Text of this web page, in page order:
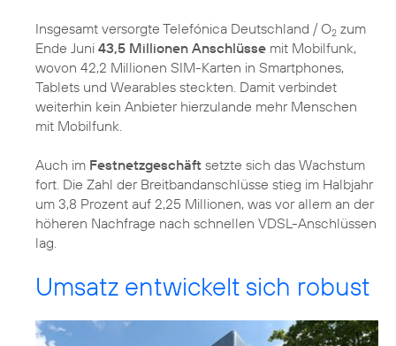
Insgesamt versorgte Telefónica Deutschland / O2 zum
Ende Juni 43,5 Millionen Anschlüsse mit Mobilfunk,
wovon 42,2 Millionen SIM-Karten in Smartphones,
Tablets und Wearables steckten. Damit verbindet
weiterhin kein Anbieter hierzulande mehr Menschen
mit Mobilfunk.
Auch im Festnetzgeschäft setzte sich das Wachstum
fort. Die Zahl der Breitbandanschlüsse stieg im Halbjahr
um 3,8 Prozent auf 2,25 Millionen, was vor allem an der
höheren Nachfrage nach schnellen VDSL-Anschlüssen
lag.
Umsatz entwickelt sich robust